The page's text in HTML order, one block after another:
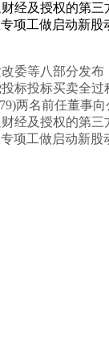
经及授权的第
项工做启动新
等八部分发
标投标买卖全
两名前任董事
经及授权的第
项工做启动新